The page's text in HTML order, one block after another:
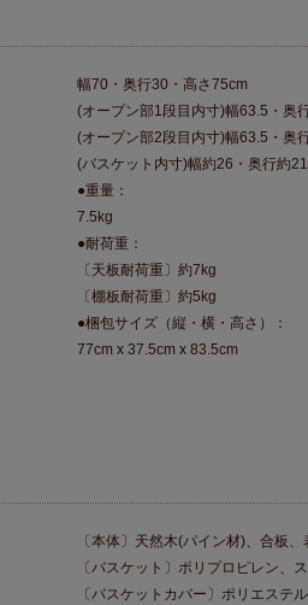
幅70・奥行30・高さ75cm
(オープン部1段目内寸)幅63.5・奥
(オープン部2段目内寸)幅63.5・奥
(バスケット内寸)幅約26・奥行約
●重量：
7.5kg
●耐荷重：
〔天板耐荷重〕約7kg
〔棚板耐荷重〕約5kg
●梱包サイズ（縦・横・高さ）：
77cm x 37.5cm x 83.5cm
〔本体〕天然木(パイン材)、合板
〔バスケット〕ポリプロピレン、
〔バスケットカバー〕ポリエステ